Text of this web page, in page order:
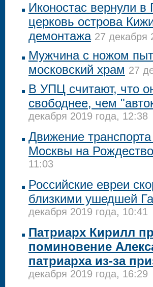
Иконостас вернули
церковь острова
демонтажа 27 декабря
Мужчина с ножом
московский храм 27
В УПЦ считают, что
свободнее, чем
декабря 2019 года, 12:38
Движение
Москвы на Рождество
11:03
Российские евреи
близкими ушедшей
декабря 2019 года, 10:41
Патриарх Кирилл
поминовение
патриарха из-за
декабря 2019 года, 16:29